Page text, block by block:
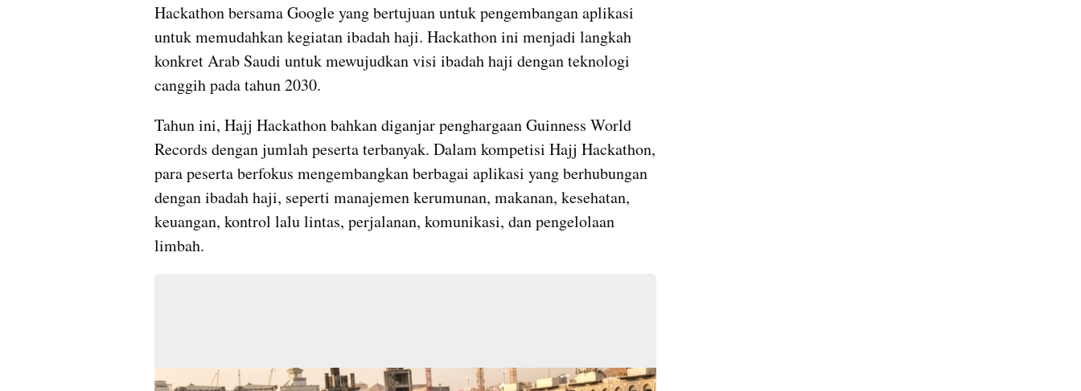
Hackathon bersama Google yang bertujuan untuk pengembangan aplikasi
untuk memudahkan kegiatan ibadah haji. Hackathon ini menjadi langkah
konkret Arab Saudi untuk mewujudkan visi ibadah haji dengan teknologi
canggih pada tahun 2030.
Tahun ini, Hajj Hackathon bahkan diganjar penghargaan Guinness World
Records dengan jumlah peserta terbanyak. Dalam kompetisi Hajj Hackathon,
para peserta berfokus mengembangkan berbagai aplikasi yang berhubungan
dengan ibadah haji, seperti manajemen kerumunan, makanan, kesehatan,
keuangan, kontrol lalu lintas, perjalanan, komunikasi, dan pengelolaan
limbah.